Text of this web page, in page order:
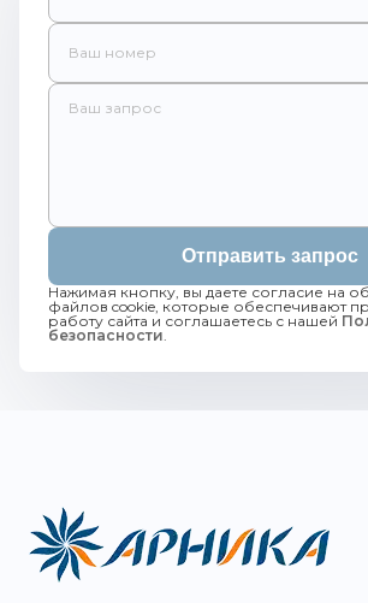
Отправить запрос
Нажимая кнопку, вы даете согласие на
файлов cookie, которые обеспечивают
работу сайта и соглашаетесь с нашей
безопасности.